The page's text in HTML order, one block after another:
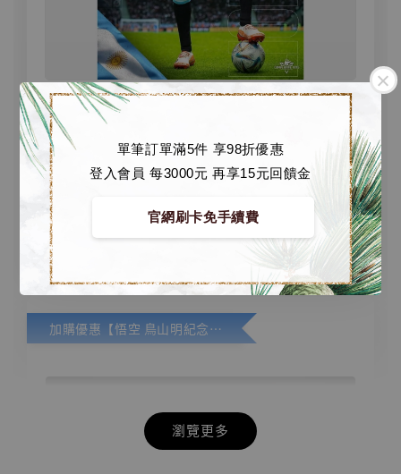
單筆訂單滿5件 享98折優惠
登入會員 每3000元 再享15元回饋金
官網刷卡免手續費
【店內現貨】Competitive Toys 1/6 可動系列
2022世足 阿根廷隊 梅西 Lionel Messi
[CM001]
NT$ 4,000
NT$ 5,200
加入購物車
加購優惠【悟空 鳥山明紀念款 [奇蹟工作室]】
瀏覽更多